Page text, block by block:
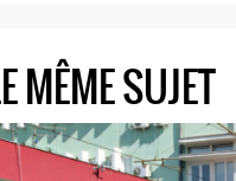
MÊME SUJET